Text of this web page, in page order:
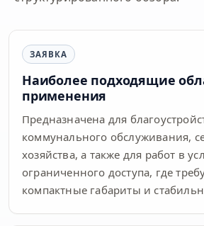
ЗАЯВКА
Наиболее подходящие
применения
Предназначена для
коммунального обслуживания,
хозяйства, а также для работ в
ограниченного доступа, где
компактные габариты и